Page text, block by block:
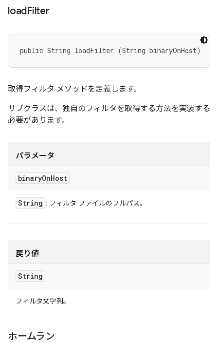
loadFilter
public String loadFilter (String binaryOnHost)
取得フィルタ メソッドを定義します。
サブクラスは、独自のフィルタを取得する方法を実装する
必要があります。
パラメータ
binaryOnHost
String : フィルタ ファイルのフルパス。
戻り値
String
フィルタ文字列。
ホームラン